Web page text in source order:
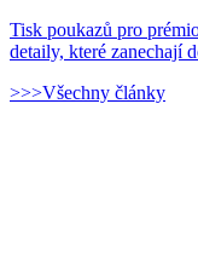
Tisk poukazů pro
detaily, které zanechají
>>>Všechny články